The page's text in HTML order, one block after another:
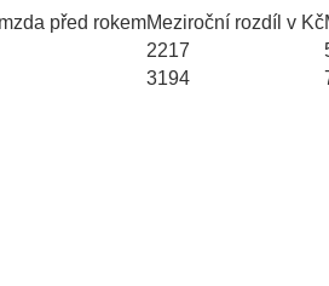
před rokemMeziroční rozdíl v Kč
2217
3194